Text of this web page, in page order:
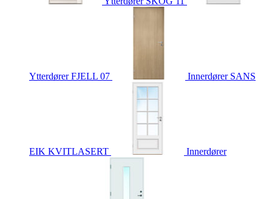
YtterdørerFJELL 07 Innerdører SANS
EIK KVITLASERT Innerdører